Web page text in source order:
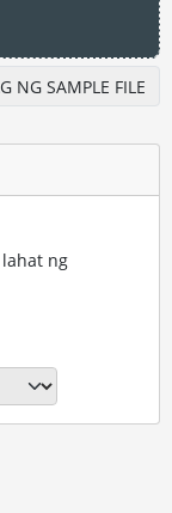
NG SAMPLE FILE
ng